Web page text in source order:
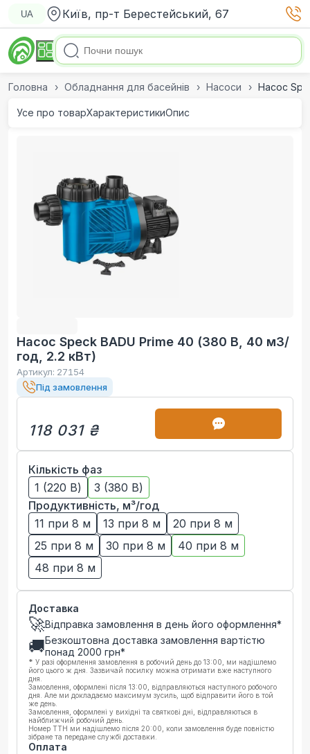
UA Київ, пр-т Берестейський, 67
Головна Обладнання для басейнів Насоси Насос
Усе про товарХарактеристикиОпис
Насос Speck BADU Prime 40 (380 В, 40 м3/
год, 2.2 кВт)
Артикул: 27154
Під замовлення
118 031 ₴
Кількість фаз
1 (220 В)
3 (380 В)
Продуктивність, м³/год
11 при 8 м
13 при 8 м
20 при 8 м
25 при 8 м
30 при 8 м
40 при 8 м
48 при 8 м
Доставка
🚀Відправка замовлення в день його оформлення*
🚚Безкоштовна доставка замовлення вартістю
понад 2000 грн*
* У разі оформлення замовлення в робочий день до 13:00, ми надішлемо
його цього ж дня. Зазвичай посилку можна отримати вже наступного
дня.
Замовлення, оформлені після 13:00, відправляються наступного робочого
дня. Але ми докладаємо максимум зусиль, щоб відправити його в той
же день.
Замовлення, оформлені у вихідні та святкові дні, відправляються в
найближчий робочий день.
Номер ТТН ми надішлемо після 20:00, коли замовлення буде повністю
зібране та передане службі доставки.
Оплата